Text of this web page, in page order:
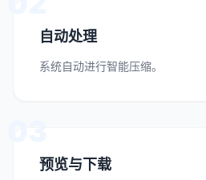
自动处理
系统自动进行智能压缩。
预览与下载